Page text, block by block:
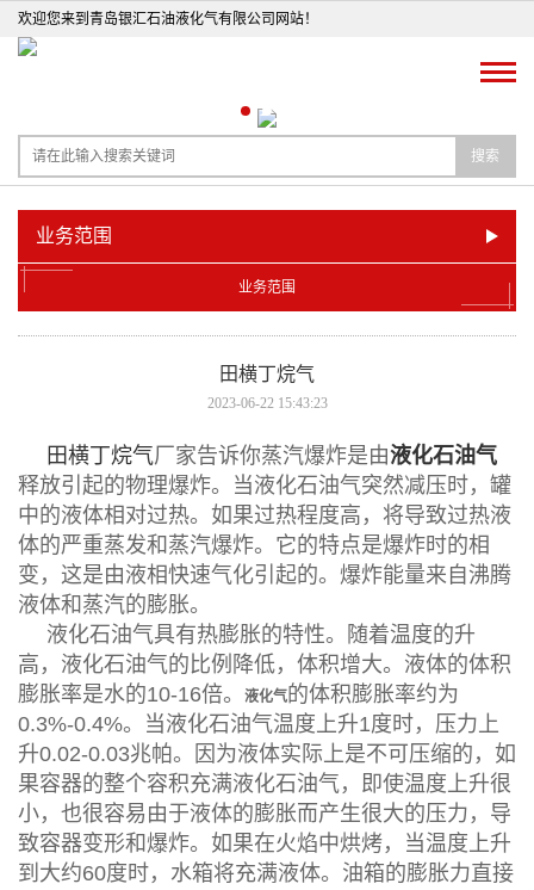
欢迎您来到青岛银汇石油液化气有限公司网站！
搜索
业务范围
业务范围
田横丁烷气
2023-06-22 15:43:23
田横丁烷气厂家告诉你蒸汽爆炸是由液化石油气
释放引起的物理爆炸。当液化石油气突然减压时，罐
中的液体相对过热。如果过热程度高，将导致过热液
体的严重蒸发和蒸汽爆炸。它的特点是爆炸时的相
变，这是由液相快速气化引起的。爆炸能量来自沸腾
液体和蒸汽的膨胀。
液化石油气具有热膨胀的特性。随着温度的升
高，液化石油气的比例降低，体积增大。液体的体积
膨胀率是水的10-16倍。
液化气的体积膨胀率约为
0.3%-0.4%。当液化石油气温度上升1度时，压力上
升0.02-0.03兆帕。因为液体实际上是不可压缩的，如
果容器的整个容积充满液化石油气，即使温度上升很
小，也很容易由于液体的膨胀而产生很大的压力，导
致容器变形和爆炸。如果在火焰中烘烤，当温度上升
到大约60度时，水箱将充满液体。油箱的膨胀力直接